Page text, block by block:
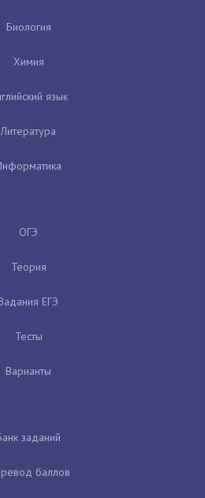
Биология
Химия
язык
Литература
ОГЭ
Теория
ЕГЭ
Тесты
Варианты
заданий
баллов